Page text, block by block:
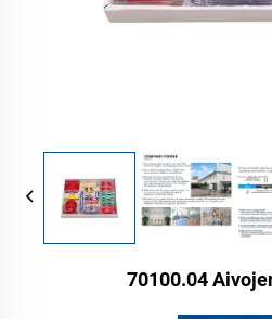
70100.04